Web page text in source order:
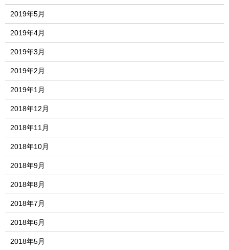
2019年5月
2019年4月
2019年3月
2019年2月
2019年1月
2018年12月
2018年11月
2018年10月
2018年9月
2018年8月
2018年7月
2018年6月
2018年5月